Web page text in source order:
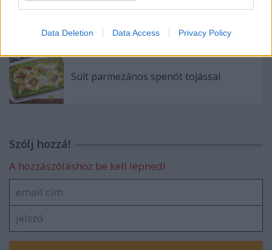
user protection.
Data Deletion Data Access Privacy Policy
Vajas kenyér extrákkal
Sült parmezános spenót tojással
Szólj hozzá!
A hozzászóláshoz be kell lépned!